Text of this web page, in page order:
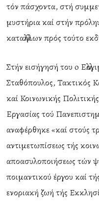
τόν πάσχοντα, στή
μυστήρια καί στήν
καταλλήλων πρός τούτο
Στήν εισήγησή του o
Σταθόπουλος, Τακτικός
καί Κοινωνικής
Εργασίας τού
αναφέρθηκε «καί στούς
αντιμετωπίσεως τής
αποασυλοποιήσεως τών
ποιμαντικού έργου καί
ενοριακή ζωή τής